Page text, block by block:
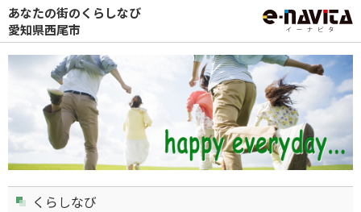
あなたの街のくらしなび
愛知県西尾市
くらしなび